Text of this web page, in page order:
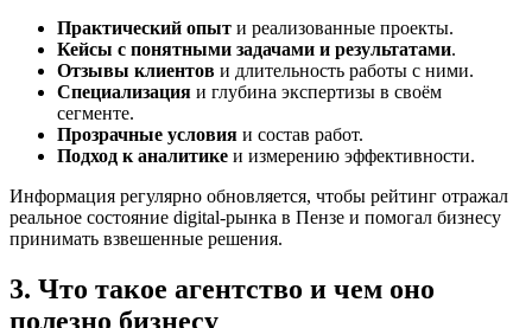
Практический опыт и реализованные проекты.
Кейсы с понятными задачами и результатами.
Отзывы клиентов и длительность работы с ними.
Специализация и глубина экспертизы в своём
сегменте.
Прозрачные условия и состав работ.
Подход к аналитике и измерению эффективности.
Информация регулярно обновляется, чтобы рейтинг отражал
реальное состояние digital-рынка в Пензе и помогал бизнесу
принимать взвешенные решения.
3. Что такое агентство и чем оно
полезно бизнесу